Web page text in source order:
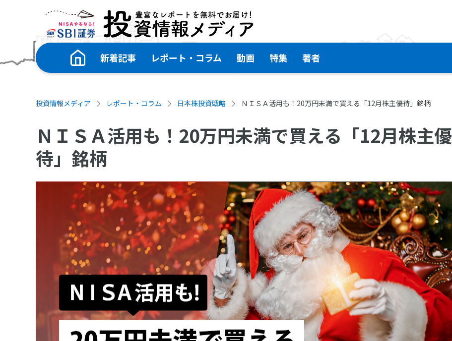
新着記事 レポート・コラム 動画 特集 著者
投資情報メディア レポート・コラム 日本株投資戦略 ＮＩＳＡ活用も！20万円未満で買える「12月株主優待」銘柄
ＮＩＳＡ活用も！20万円未満で買える「12月株主優
待」銘柄